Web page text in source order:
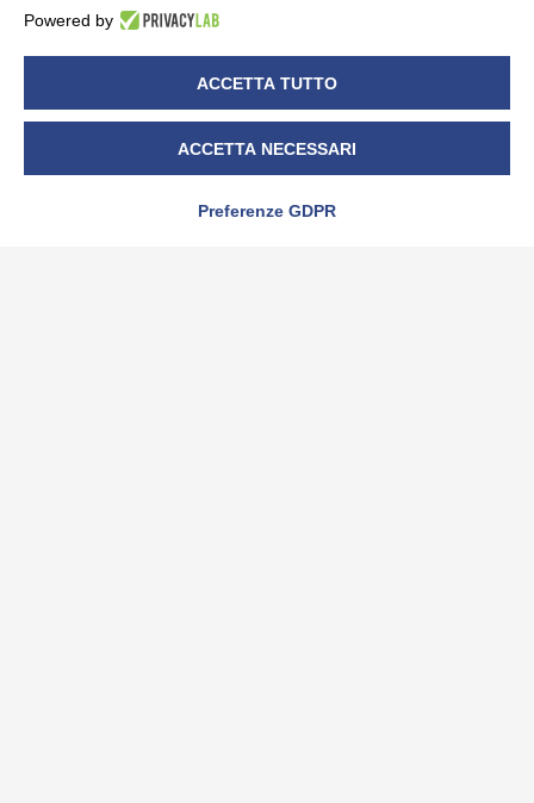
Suggerimenti dal Garante per gestire
le password
Powered by
ACCETTA TUTTO
ACCETTA NECESSARI
Preferenze GDPR